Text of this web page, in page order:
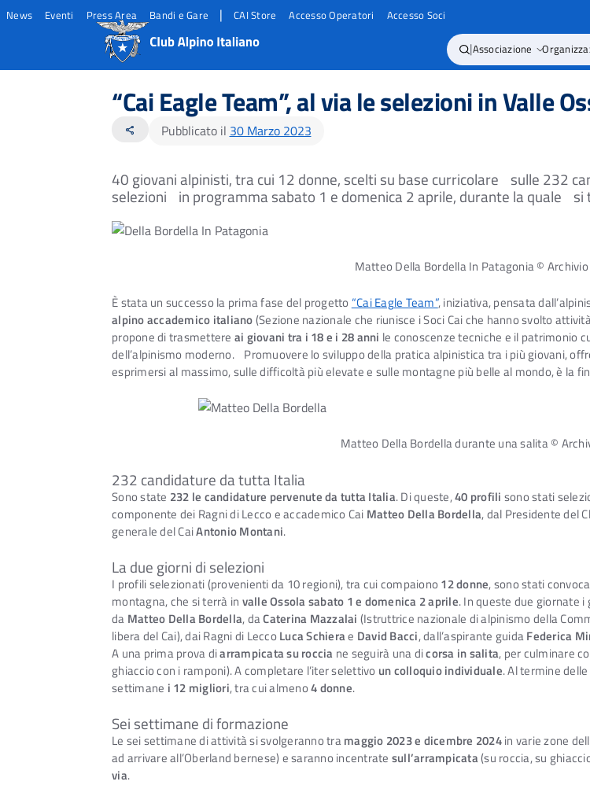
News Eventi Press Area Bandi e Gare | CAI Store Accesso Operatori Accesso Soci
|Associazione
“Cai Eagle Team”, al via le selezioni in Valle
share Pubblicato il 30 Marzo 2023
40 giovani alpinisti, tra cui 12 donne, scelti su base curricolare sulle 232
selezioni in programma sabato 1 e domenica 2 aprile, durante la quale si
Matteo Della Bordella In Patagonia ©
È stata un successo la prima fase del progetto “Cai Eagle Team”, iniziativa, pensata
alpino accademico italiano(Sezione nazionale che riunisce i Soci Cai che hanno svolto
propone di trasmettere ai giovani tra i 18 e i 28 anni le conoscenze tecniche e il patrimonio
dell’alpinismo moderno. Promuovere lo sviluppo della pratica alpinistica tra i più giovani,
esprimersi al massimo, sulle difficoltà più elevate e sulle montagne più belle al mondo, è la
Matteo Della Bordella durante una salita ©
232 candidature da tutta Italia
Sono state 232 le candidature pervenute da tutta Italia. Di queste,40 profili sono stati
componente dei Ragni di Lecco e accademico Cai Matteo Della Bordella, dal Presidente del
generale del CaiAntonio Montani.
La due giorni di selezioni
I profili selezionati (provenienti da 10 regioni), tra cui compaiono12 donne, sono stati
montagna, che si terrà in valle Ossolasabato 1 e domenica 2 aprile. In queste due giornate
da Matteo Della Bordella, daCaterina Mazzalai (Istruttrice nazionale di alpinismo della
libera del Cai), dai Ragni di LeccoLuca Schierae David Bacci, dall’aspirante guidaFederica
A una prima prova diarrampicata su roccia ne seguirà una dicorsa in salita, per culminare
ghiaccio con i ramponi). A completare l’iter selettivo un colloquio individuale. Al termine
settimane i 12 migliori, tra cui almeno4 donne.
Sei settimane di formazione
Le sei settimane di attività si svolgeranno tramaggio 2023 e dicembre 2024in varie zone
ad arrivare all’Oberland bernese) e saranno incentrate sull’arrampicata(su roccia, su
via.